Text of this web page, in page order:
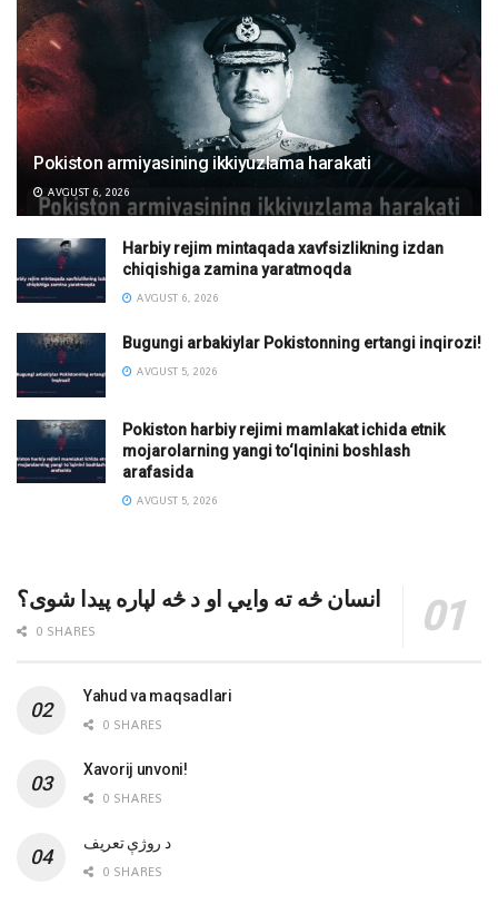
Pokiston armiyasining ikkiyuzlama harakati
AVGUST 6, 2026
Harbiy rejim mintaqada xavfsizlikning izdan
chiqishiga zamina yaratmoqda
AVGUST 6, 2026
Bugungi arbakiylar Pokistonning ertangi inqirozi!
AVGUST 5, 2026
Pokiston harbiy rejimi mamlakat ichida etnik
mojarolarning yangi to‘lqinini boshlash
arafasida
AVGUST 5, 2026
انسان څه ته وایي او د څه لپاره پیدا شوی؟
0 SHARES
Yahud va maqsadlari
0 SHARES
Xavorij unvoni!
0 SHARES
‌د روژې تعریف
0 SHARES